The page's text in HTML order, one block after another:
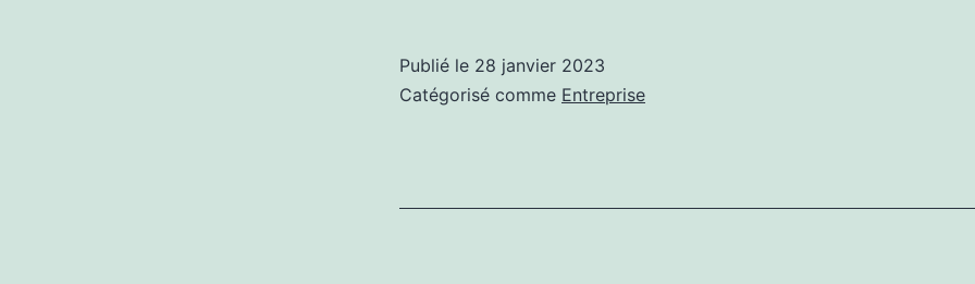
Publié le 28 janvier 2023
Catégorisé comme Entreprise